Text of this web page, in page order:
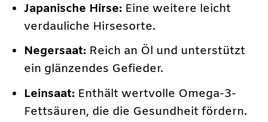
Japanische Hirse: Eine weitere leicht
verdauliche Hirsesorte.
Negersaat: Reich an Öl und unterstützt
ein glänzendes Gefieder.
Leinsaat: Enthält wertvolle Omega-3-
Fettsäuren, die die Gesundheit fördern.